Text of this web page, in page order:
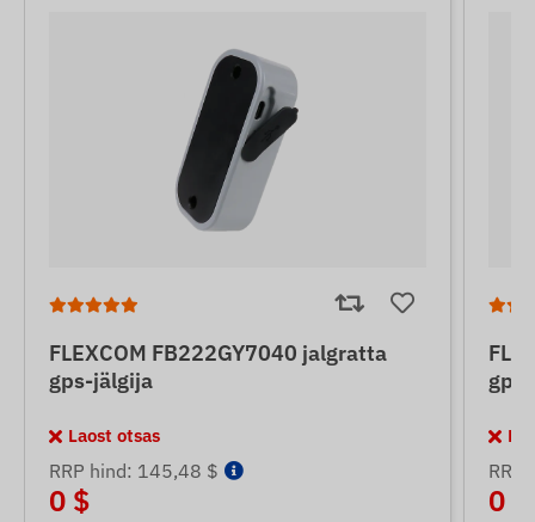
FLEXCOM FB222GY7040 jalgratta
gps-jälgija
Laost otsas
RRP hind: 145,48 $
0 $
RRP
0 $